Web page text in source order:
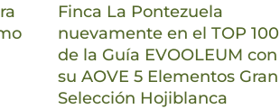
Finca La Pontezuela
nuevamente en el TOP 100
de la Guía EVOOLEUM con
su AOVE 5 Elementos Gran
Selección Hojiblanca